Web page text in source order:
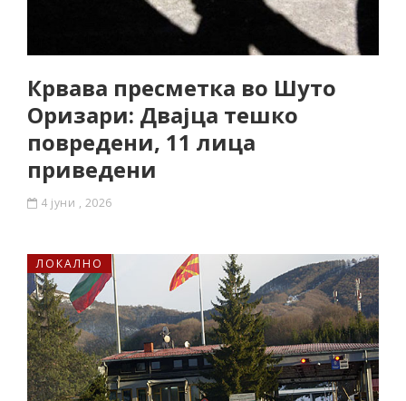
Крвава пресметка во Шуто
Оризари: Двајца тешко
повредени, 11 лица
приведени
4 јуни , 2026
ЛОКАЛНО